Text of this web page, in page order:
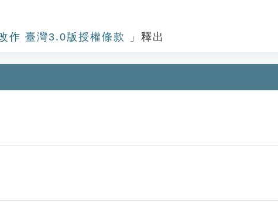
作 臺灣3.0版授權條款 」釋出